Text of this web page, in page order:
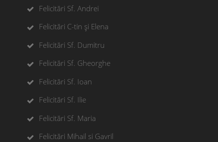
Felicitări Sf. Andrei
Felicitări C-tin și Elena
Felicitări Sf. Dumitru
Felicitări Sf. Gheorghe
Felicitări Sf. Ioan
Felicitări Sf. Ilie
Felicitări Sf. Maria
Felicitări Mihail si Gavril